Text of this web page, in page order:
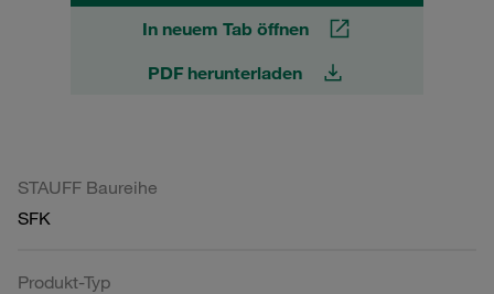
In neuem Tab öffnen
PDF herunterladen
STAUFF Baureihe
SFK
Produkt-Typ